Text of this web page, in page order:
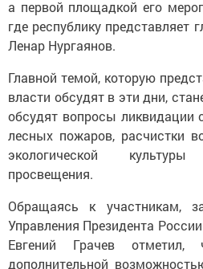
а первой площадкой его
где республику представляет
Ленар Нургаянов.
Главной темой, которую
власти обсудят в эти дни,
обсудят вопросы ликвидации
лесных пожаров, расчистки
экологической
просвещения.
Обращаясь к участникам,
Управления Президента
Евгений Грачев
дополнительной